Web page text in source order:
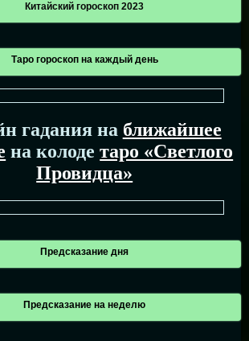
Китайский гороскоп 2023
Таро гороскоп на каждый день
гадания на ближайшее
на колодетаро «Светлого
Провидца»
Предсказание дня
Предсказание на неделю